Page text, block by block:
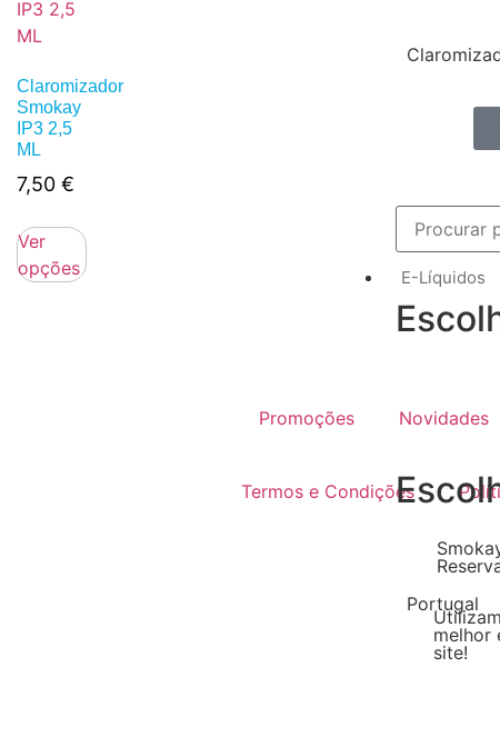
E-Líquidos
Portugal
Claromizador
Smokay
IP3 2,5
ML
7,50 €
Ver
opções
Promoções Novidades
Termos e Condições
melhor
site!